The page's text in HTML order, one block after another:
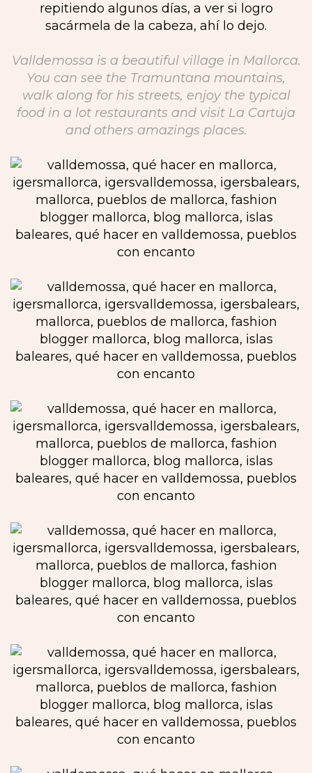
repitiendo algunos días, a ver si logro
sacármela de la cabeza, ahí lo dejo.
Valldemossa is a beautiful village in Mallorca.
You can see the Tramuntana mountains,
walk along for his streets, enjoy the typical
food in a lot restaurants and visit La Cartuja
and others amazings places.